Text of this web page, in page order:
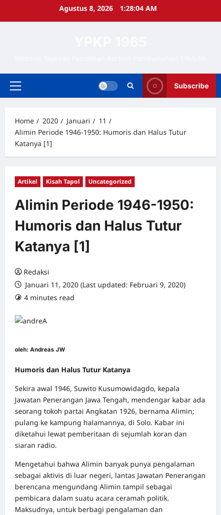
Agustus 8, 2026 1:28:05 AM
Primary
Subscribe
Home 2020 Januari
11
Alimin Periode 1946-1950: Humoris dan Halus Tutur
Katanya [1]
Artikel Kisah Tapol Uncategorized
Alimin Periode 1946-1950:
Humoris dan Halus Tutur
Katanya [1]
Redaksi
Januari 11, 2020 (Last updated: Februari 9, 2020)
4 minutes read
oleh: Andreas JW
Humoris dan Halus Tutur Katanya
Sekira awal 1946, Suwito Kusumowidagdo, kepala
Jawatan Penerangan Jawa Tengah, mendengar kabar ada
seorang tokoh partai Angkatan 1926, bernama Alimin;
pulang ke kampung halamannya, di Solo. Kabar ini
diketahui lewat pemberitaan di sejumlah koran dan
siaran radio.
Mengetahui bahwa Alimin banyak punya pengalaman
sebagai aktivis di luar negeri, lantas Jawatan Penerangan
berencana mengundang Alimin tampil sebagai
pembicara dalam suatu acara ceramah politik.
Maksudnya, untuk berbagi pengalaman dan